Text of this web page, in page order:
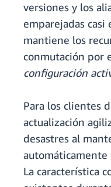
versiones y los
emparejadas
mantiene los
conmutación por
configuración
Para los clientes
actualización
desastres al
automáticamente
La característica